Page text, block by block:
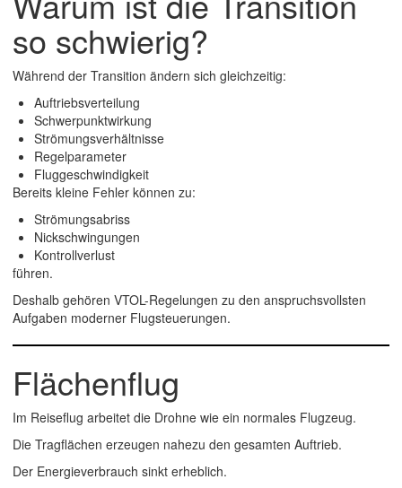
so schwierig?
Während der Transition ändern sich gleichzeitig:
Auftriebsverteilung
Schwerpunktwirkung
Strömungsverhältnisse
Regelparameter
Fluggeschwindigkeit
Bereits kleine Fehler können zu:
Strömungsabriss
Nickschwingungen
Kontrollverlust
führen.
Deshalb gehören VTOL-Regelungen zu den anspruchsvollsten
Aufgaben moderner Flugsteuerungen.
Flächenflug
Im Reiseflug arbeitet die Drohne wie ein normales Flugzeug.
Die Tragflächen erzeugen nahezu den gesamten Auftrieb.
Der Energieverbrauch sinkt erheblich.